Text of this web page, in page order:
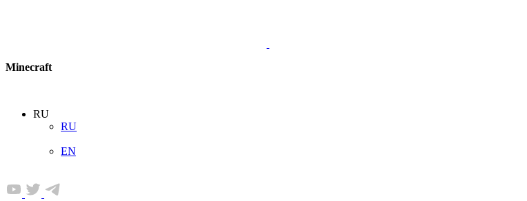
Minecraft
RU
RU
EN